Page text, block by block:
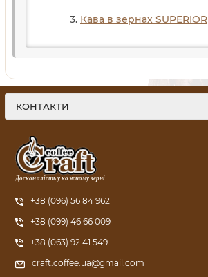
Кава в зернах SUPERIOR
КОНТАКТИ
Досконалість у кожному зерні
+38 (096) 56 84 962
+38 (099) 46 66 009
+38 (063) 92 41 549
craft.coffee.ua@gmail.com